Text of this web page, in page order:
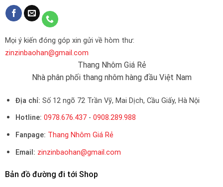
Mọi ý kiến đóng góp xin gửi về hòm thư:
zinzinbaohan@gmail.com
Thang Nhôm Giá Rẻ
Nhà phân phối thang nhôm hàng đầu Việt Nam
Địa chỉ: Số 12 ngõ 72 Trần Vỹ, Mai Dịch, Cầu Giấy, Hà Nội
Hotline: 0978.676.437- 0908.289.988
Fanpage: Thang Nhôm Giá Rẻ
Email: zinzinbaohan@gmail.com
Bản đồ đường đi tới Shop